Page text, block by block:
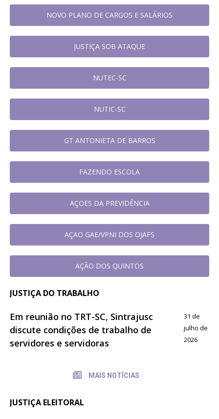
NOVO PLANO DE CARGOS E SALÁRIOS
JUSTIÇA SOB ATAQUE
NUTEC-SC
NUTIC-SC
GT ANTONIETA DE BARROS
FAZENDO ESCOLA
AÇOES DA PREVIDÊNCIA
AÇAO GAE/VPNI DOS OJAFS
AÇÃO DOS QUINTOS
JUSTIÇA DO TRABALHO
Em reunião no TRT-SC, Sintrajusc
discute condições de trabalho de
servidores e servidoras
31 de
julho de
2026
MAIS NOTÍCIAS
JUSTIÇA ELEITORAL